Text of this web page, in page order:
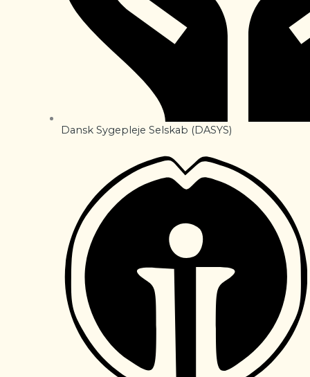
Dansk Sygepleje Selskab (DASYS)